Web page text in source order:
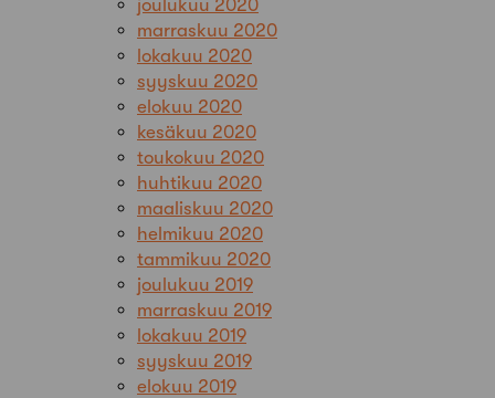
joulukuu 2020
marraskuu 2020
lokakuu 2020
syyskuu 2020
elokuu 2020
kesäkuu 2020
toukokuu 2020
huhtikuu 2020
maaliskuu 2020
helmikuu 2020
tammikuu 2020
joulukuu 2019
marraskuu 2019
lokakuu 2019
syyskuu 2019
elokuu 2019